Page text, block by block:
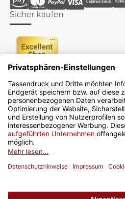
Sicher kaufen
Newsletter